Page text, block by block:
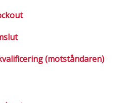
(motståndaren)